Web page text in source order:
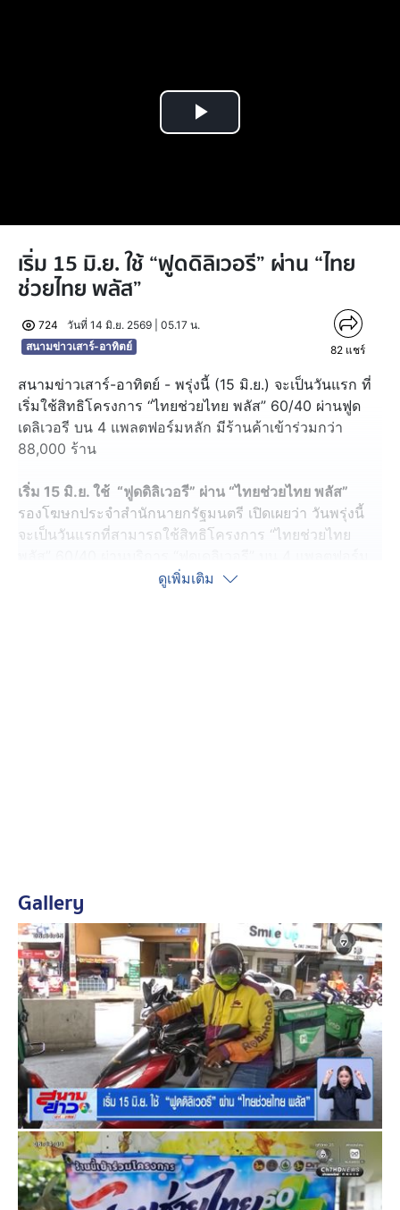
Play
เริ่ม 15 มิ.ย. ใช้ “ฟูดดิลิเวอรี” ผ่าน “ไทย
ช่วยไทย พลัส”
724
วันที่ 14 มิ.ย. 2569 | 05.17 น.
สนามข่าวเสาร์-อาทิตย์
82 แชร์
สนามข่าวเสาร์-อาทิตย์ - พรุ่งนี้ (15 มิ.ย.) จะเป็นวันแรก ที่
เริ่มใช้สิทธิโครงการ “ไทยช่วยไทย พลัส” 60/40 ผ่านฟูด
เดลิเวอรี บน 4 แพลตฟอร์มหลัก มีร้านค้าเข้าร่วมกว่า
88,000 ร้าน
เริ่ม 15 มิ.ย. ใช้ “ฟูดดิลิเวอรี” ผ่าน “ไทยช่วยไทย พลัส”
รองโฆษกประจำสำนักนายกรัฐมนตรี เปิดเผยว่า วันพรุ่งนี้
จะเป็นวันแรกที่สามารถใช้สิทธิโครงการ “ไทยช่วยไทย
หลัก หลังจากเปิดให้ร้านอาหารทั่วประเทศ ลงทะเบียนเชื่อม
คนไทยใช้ครบ 1,000 บาท แล้วกว่า 2 ล้านคน
ไปดูภาพรวมการจับจ่ายใช้สอยภายใต้โครงการ “ไทยช่วย
ไทย พลัส” ยังคงคึกคักต่อเนื่อง ข้อมูล ณ ปัจจุบัน มียอดใช้
จ่ายสะสมตั้งแต่เปิดโครงการฯ แล้ว กว่า 27 ล้านบาท แบ่ง
เป็นเงินที่รัฐบาลร่วมจ่าย ประมาณ 15.7 บาท และเงินที่
ประชาชนร่วมจ่าย 11.4 ล้านบาท มีผู้ใช้สิทธิครบวงเงิน
1,000 บาทแล้ว กว่า 2.19 ล้านคน
กว่า 1 ล้านคน ยังไม่ได้ลงทะเบียนบัตรสวัสดิการฯ
ส่วนผู้ถือบัตรสวัสดิการแห่งรัฐ ณ ข้อมูลปัจจุบัน ที่กระทรวง
การคลัง เปิดลงทะเบียนยืนยันสิทธิโครงการฯ พบว่า มีผู้ถือ
บัตรสวัสดิการแห่งรัฐรายเดิม ทำการลงทะเบียนสำเร็จแล้ว
ทั้งสิ้น 11,797,120 คน ขณะที่มีผู้ที่ยังไม่ได้ดำเนินการลง
ทะเบียนยืนยันสิทธิอีกกว่า 1,376, 853 คน จึงขอให้ผู้ที่มีสิทธิ
รายเดิม ดำเนินการยืนยันสิทธิให้แล้วเสร็จภายในวันที่ 21
ดูเพิ่มเติม
Gallery